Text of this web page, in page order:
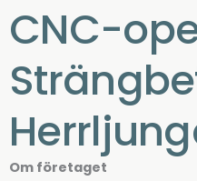
CNC-
Om företaget